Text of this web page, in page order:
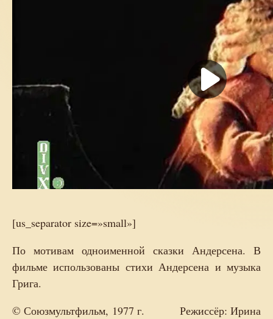
[us_separator size=»small»]
По мотивам одноименной сказки Андерсена. В
фильме использованы стихи Андерсена и музыка
Грига.
© Союзмультфильм, 1977 г. Режиссёр: Ирина